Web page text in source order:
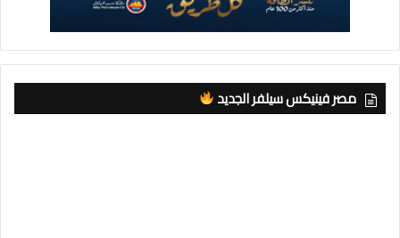
مصر فينيكس سيلفر الجديد